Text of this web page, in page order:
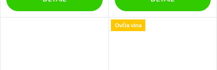
Ovčia vlna